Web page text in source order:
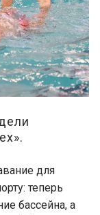
для
теперь
бассейна, а